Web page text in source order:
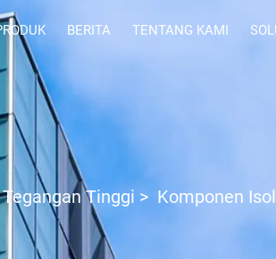
BERITA TENTANG KAMI
Tinggi > Komponen